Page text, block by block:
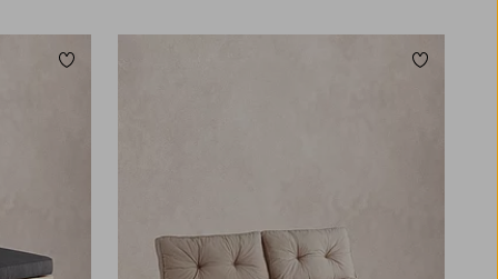
Legg til favoritter Legg til